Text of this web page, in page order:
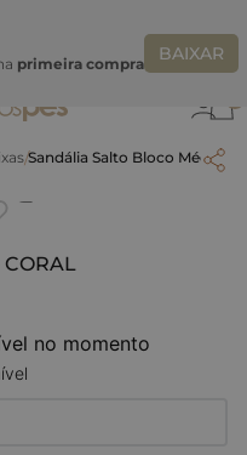
primeira compra BAIXAR
o código do seu vendedor*
Sandália Salto Bloco Médio -
no momento